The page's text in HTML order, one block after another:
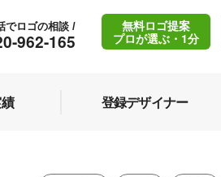
962-165
でロゴの相談 /
無料ロゴ提案
プロが選ぶ・1分
登録デザイナー